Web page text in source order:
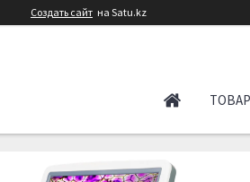
Создать сайт на Satu.kz